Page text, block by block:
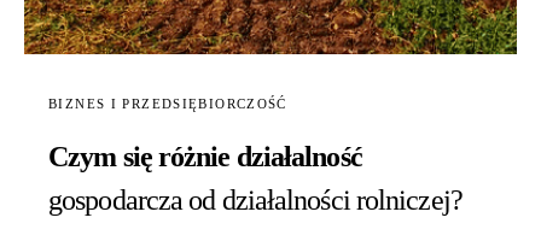
BIZNES I PRZEDSIĘBIORCZOŚĆ
Czym się różnie działalność
gospodarcza od działalności rolniczej?